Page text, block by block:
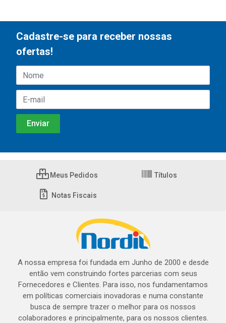
Cadastre-se para receber nossas
ofertas!
Meus Pedidos Títulos
Notas Fiscais
A nossa empresa foi fundada em Junho de 2000 e desde
então vem construindo fortes parcerias com seus
Fornecedores e Clientes. Para isso, nos fundamentamos
em políticas comerciais inovadoras e numa constante
busca de sempre trazer o melhor para os nossos
colaboradores e principalmente, para os nossos clientes.